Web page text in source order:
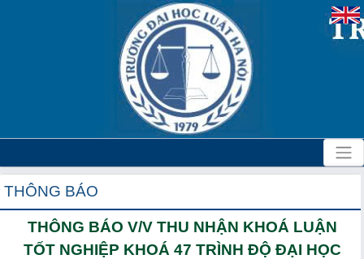
THÔNG BÁO
THÔNG BÁO V/V THU NHẬN KHOÁ LUẬN
TỐT NGHIỆP KHOÁ 47 TRÌNH ĐỘ ĐẠI HỌC